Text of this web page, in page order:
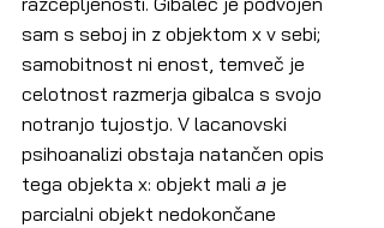
sam s seboj in z objektom x v sebi;
samobitnost ni enost, temveč je
celotnost razmerja gibalca s svojo
notranjo tujostjo. V lacanovski
psihoanalizi obstaja natančen opis
tega objekta x: objekt mali a je
parcialni objekt nedokončane